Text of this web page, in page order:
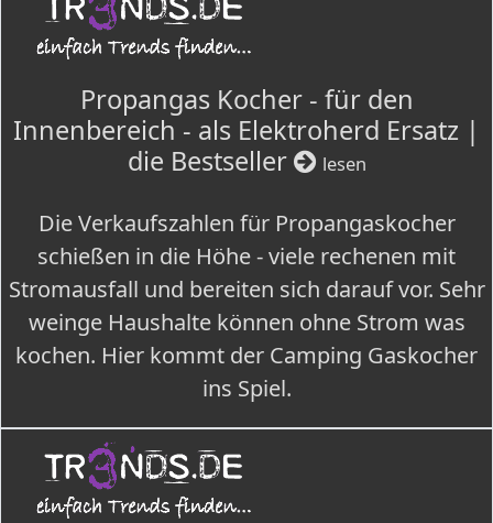
Propangas Kocher - für den
Innenbereich - als Elektroherd Ersatz |
die Bestseller
lesen
Die Verkaufszahlen für Propangaskocher
schießen in die Höhe - viele rechenen mit
Stromausfall und bereiten sich darauf vor. Sehr
weinge Haushalte können ohne Strom was
kochen. Hier kommt der Camping Gaskocher
ins Spiel.